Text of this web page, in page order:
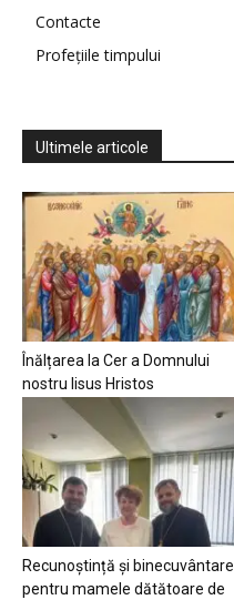
Contacte
Profețiile timpului
Ultimele articole
Înălțarea la Cer a Domnului
nostru Iisus Hristos
Recunoștință și binecuvântare
pentru mamele dătătoare de